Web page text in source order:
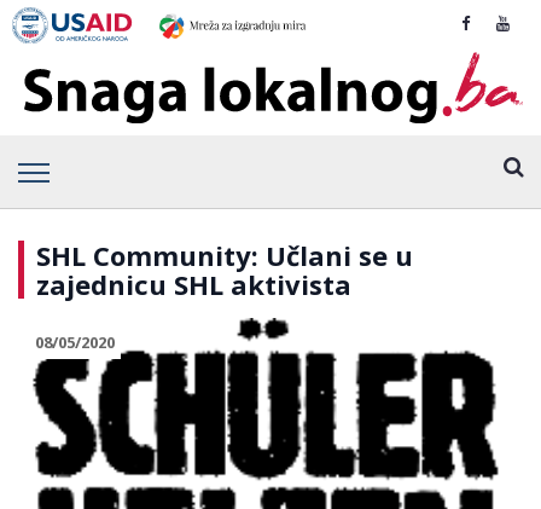
SHL Community: Učlani se u
zajednicu SHL aktivista
08/05/2020